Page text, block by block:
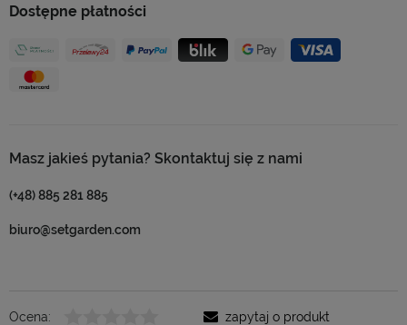
Dostępne płatności
Masz jakieś pytania? Skontaktuj się z nami
(+48) 885 281 885
biuro@setgarden.com
Ocena:
zapytaj o produkt